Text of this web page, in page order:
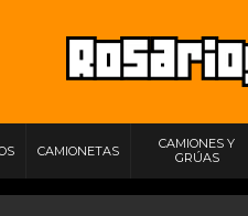
CAMIONETAS
CAMIONES Y
GRÚAS